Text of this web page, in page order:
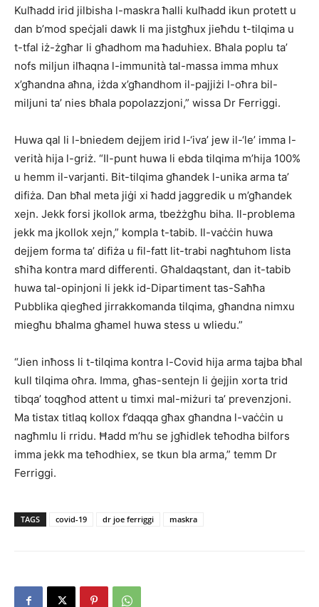
Kulħadd irid jilbisha l-maskra ħalli kulħadd ikun protett u
dan b’mod speċjali dawk li ma jistgħux jieħdu t-tilqima u
t-tfal iż-żgħar li għadhom ma ħaduhiex. Bħala poplu ta’
nofs miljun ilħaqna l-immunità tal-massa imma mhux
x’għandna aħna, iżda x’għandhom il-pajjiżi l-oħra bil-
miljuni ta’ nies bħala popolazzjoni,” wissa Dr Ferriggi.
Huwa qal li l-bniedem dejjem irid l-‘iva’ jew il-‘le’ imma l-
verità hija l-griż. “Il-punt huwa li ebda tilqima m’hija 100%
u hemm il-varjanti. Bit-tilqima għandek l-unika arma ta’
difiża. Dan bħal meta jiġi xi ħadd jaggredik u m’għandek
xejn. Jekk forsi jkollok arma, tbeżżgħu biha. Il-problema
jekk ma jkollok xejn,” kompla t-tabib. Il-vaċċin huwa
dejjem forma ta’ difiża u fil-fatt lit-trabi nagħtuhom lista
sħiħa kontra mard differenti. Għaldaqstant, dan it-tabib
huwa tal-opinjoni li jekk id-Dipartiment tas-Saħħa
Pubblika qiegħed jirrakkomanda tilqima, għandna nimxu
miegħu bħalma għamel huwa stess u wliedu.”
“Jien inħoss li t-tilqima kontra l-Covid hija arma tajba bħal
kull tilqima oħra. Imma, għas-sentejn li ġejjin xorta trid
tibqa’ toqgħod attent u timxi mal-miżuri ta’ prevenzjoni.
Ma tistax titlaq kollox f’daqqa għax għandna l-vaċċin u
nagħmlu li rridu. Ħadd m’hu se jgħidlek teħodha bilfors
imma jekk ma teħodhiex, se tkun bla arma,” temm Dr
Ferriggi.
TAGS covid-19 dr joe ferriggi maskra